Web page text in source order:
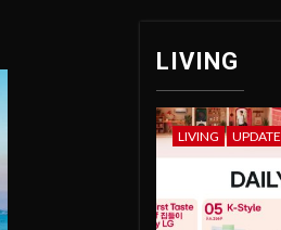
LIVING
LIVING UPDATE